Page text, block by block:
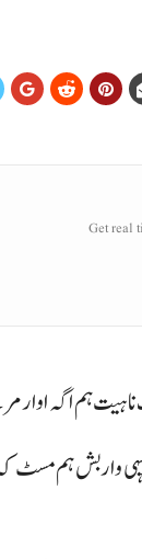
Get real
نا ہیت ہم اگہ
کیہی وار بش ہم